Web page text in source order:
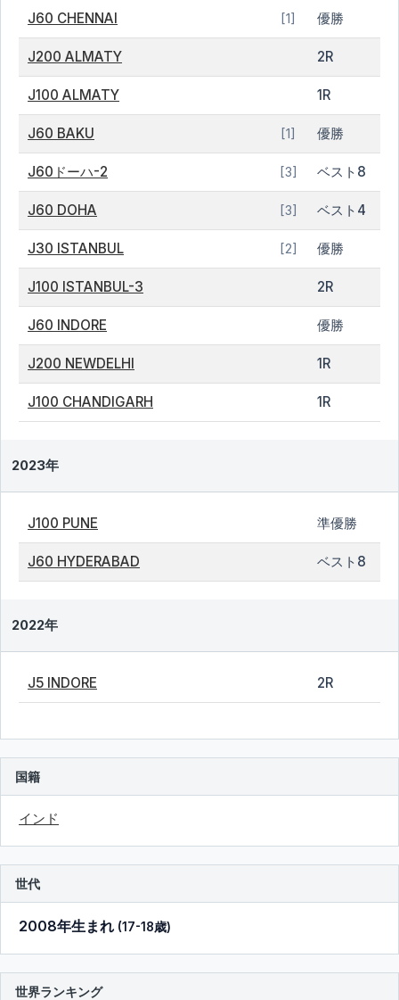
J60 CHENNAI [1] 優勝
J200 ALMATY 2R
J100 ALMATY 1R
J60 BAKU [1] 優勝
J60ドーハ-2 [3] ベスト8
J60 DOHA [3] ベスト4
J30 ISTANBUL [2] 優勝
J100 ISTANBUL-3 2R
J60 INDORE 優勝
J200 NEWDELHI 1R
J100 CHANDIGARH 1R
2023年
J100 PUNE 準優勝
J60 HYDERABAD ベスト8
2022年
J5 INDORE 2R
国籍
インド
世代
2008年生まれ (17-18歳)
世界ランキング